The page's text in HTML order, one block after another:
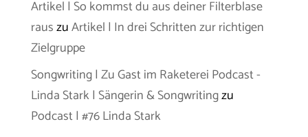
Artikel | So kommst du aus deiner Filterblase
rauszuArtikel | In drei Schritten zur richtigen
Zielgruppe
Songwriting | Zu Gast im Raketerei Podcast -
Linda Stark | Sängerin & Songwritingzu
Podcast | #76 Linda Stark